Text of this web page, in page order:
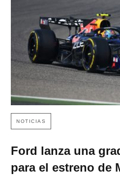
NOTICIAS
Ford lanza una
para el estreno de